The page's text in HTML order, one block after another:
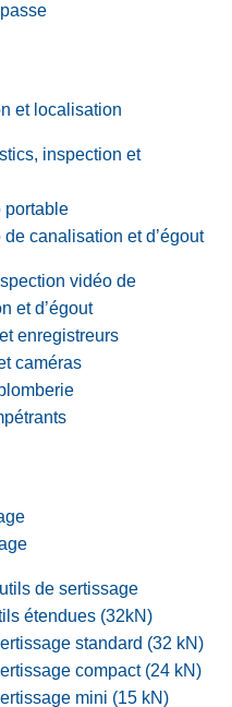
et localisation
inspection et
portable
de canalisation et d’égout
vidéo de
et d’égout
enregistreurs
caméras
de sertissage
étendues (32kN)
standard (32 kN)
compact (24 kN)
mini (15 kN)